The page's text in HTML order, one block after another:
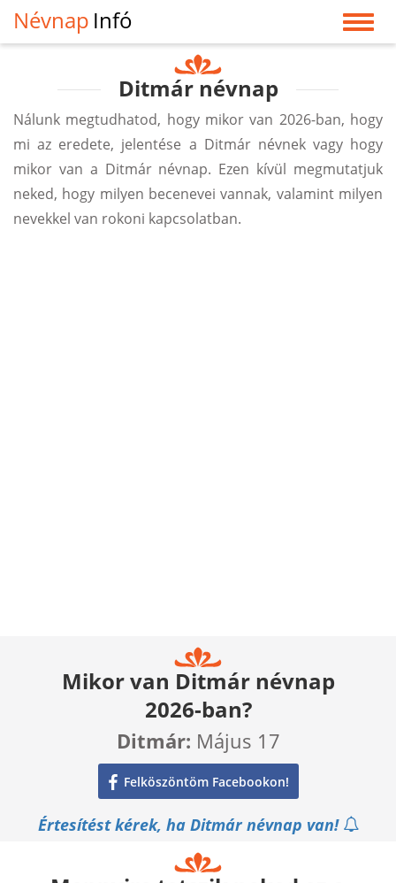
Névnap Infó
Ditmár névnap
Nálunk megtudhatod, hogy mikor van 2026-ban, hogy
mi az eredete, jelentése a Ditmár névnek vagy hogy
mikor van a Ditmár névnap. Ezen kívül megmutatjuk
neked, hogy milyen becenevei vannak, valamint milyen
nevekkel van rokoni kapcsolatban.
Mikor van Ditmár névnap
2026-ban?
Ditmár: Május 17
Felköszöntöm Facebookon!
Értesítést kérek, ha Ditmár névnap van!